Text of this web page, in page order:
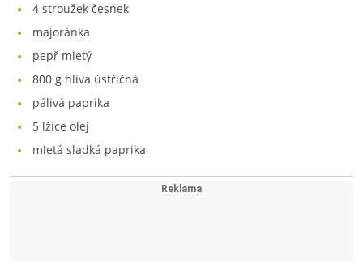
4 stroužek česnek
majoránka
pepř mletý
800 g hlíva ústřičná
pálivá paprika
5 lžíce olej
mletá sladká paprika